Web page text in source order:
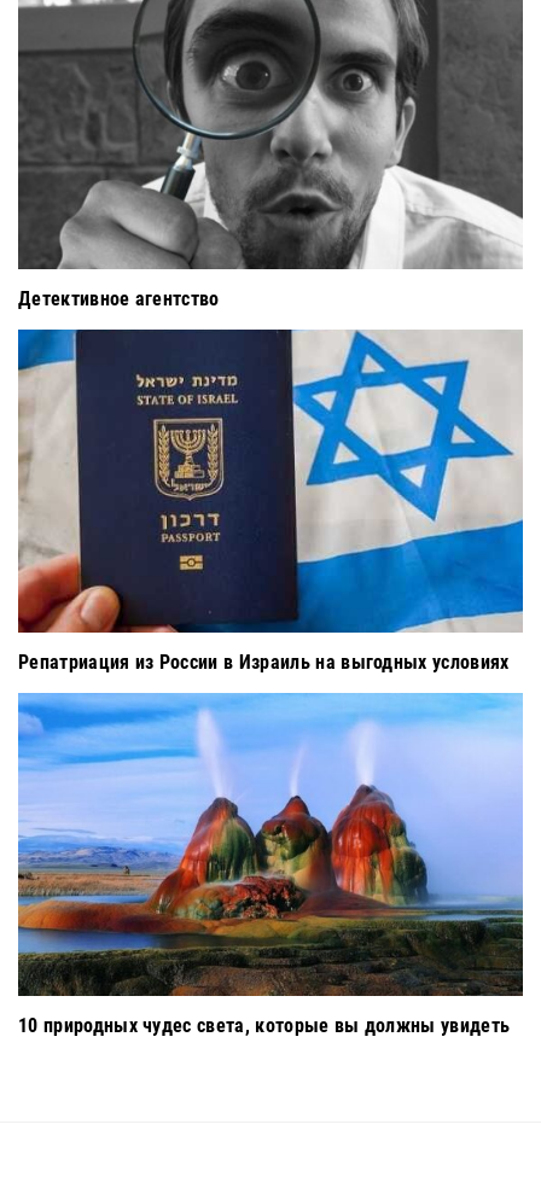
Детективное агентство
Репатриация из России в Израиль на выгодных условиях
10 природных чудес света, которые вы должны увидеть